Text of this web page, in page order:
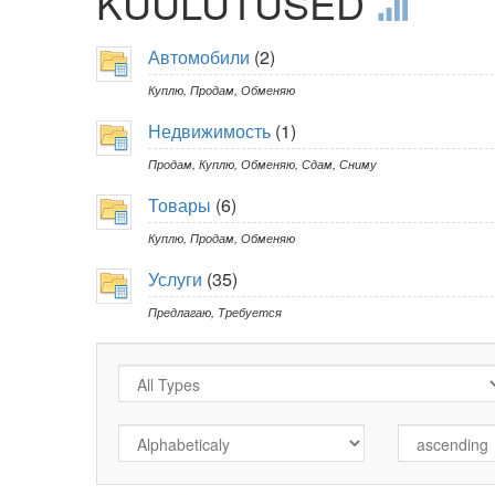
Автомобили (2)
Куплю, Продам, Обменяю
Недвижимость (1)
Продам, Куплю, Обменяю, Сдам, Сниму
Товары (6)
Куплю, Продам, Обменяю
Услуги (35)
Предлагаю, Требуется